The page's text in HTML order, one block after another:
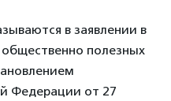
в заявлении в
полезных
Федерации от 27